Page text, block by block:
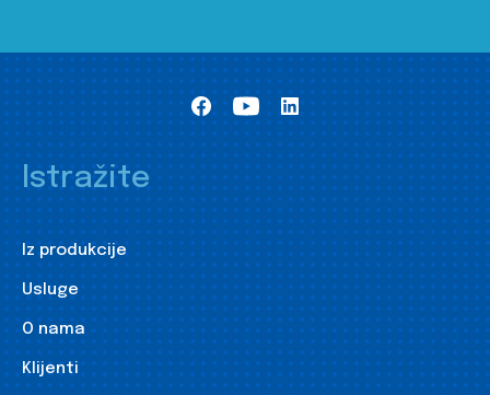
Istražite
Iz produkcije
Usluge
O nama
Klijenti